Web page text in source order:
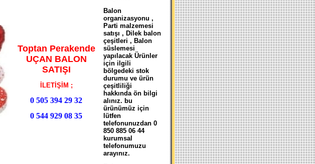
Toptan Perakende
UÇAN BALON
SATIŞI
İLETİŞİM ;
0 505 394 29 32
0 544 929 08 35
Balon
organizasyonu ,
Parti malzemesi
satışı , Dilek balon
çeşitleri , Balon
süslemesi
yapılacak Ürünler
için ilgili
bölgedeki stok
durumu ve ürün
çeşitliliği
hakkında ön bilgi
alınız. bu
ürünümüz için
lütfen
telefonunuzdan 0
850 885 06 44
kurumsal
telefonumuzu
arayınız.